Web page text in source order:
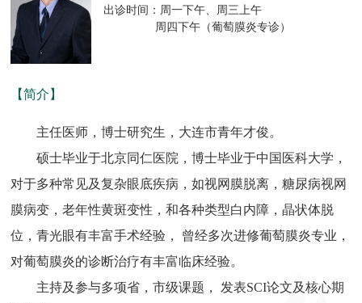
出诊时间：周一下午、周三上午
周四下午（葡萄膜炎专诊）
【简介】
主任医师，博士研究生，大连市青年才俊。
硕士毕业于北京同仁医院，博士毕业于中国医科大学，
对于多种常见及复杂眼底疾病，如视网膜脱离，糖尿病视网
膜病变，老年性黄斑变性，和各种类型白内障，晶状体脱
位，青光眼有丰富手术经验， 曾经多次进修葡萄膜炎专业，
对葡萄膜炎的诊断治疗有丰富临床经验。
主持及参与多项省，市级课题， 发表SCI论文及核心期